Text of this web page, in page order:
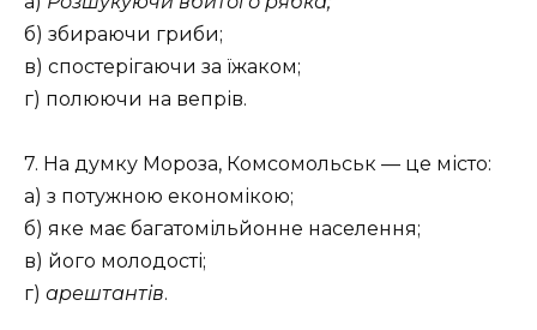
б) збираючи гриби;
в) спостерігаючи за їжаком;
г) полюючи на вепрів.
7. На думку Мороза, Комсомольськ — це місто:
а) з потужною економікою;
б) яке має багатомільйонне населення;
в) його молодості;
г) арештантів.